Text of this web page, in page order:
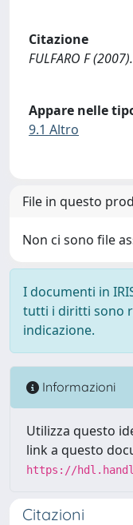
Citazione
FULFARO F
Appare nelle
9.1 Altro
File in questo
Non ci sono file
I documenti in
tutti i diritti sono
indicazione.
Informazioni
Utilizza questo
link a questo
https://
Citazioni